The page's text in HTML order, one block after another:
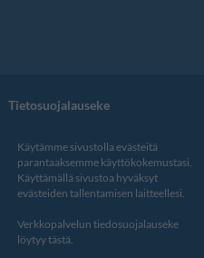
Tietosuojalauseke
Käytämme sivustolla evästeitä
parantaaksemme käyttökokemustasi.
Käyttämällä sivustoa hyväksyt
evästeiden tallentamisen laitteellesi.
Verkkopalvelun tiedosuojalauseke
löytyy tästä